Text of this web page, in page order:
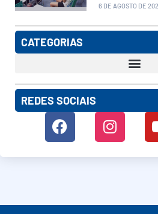
6 DE AGOSTO DE
CATEGORIAS
REDES SOCIAIS